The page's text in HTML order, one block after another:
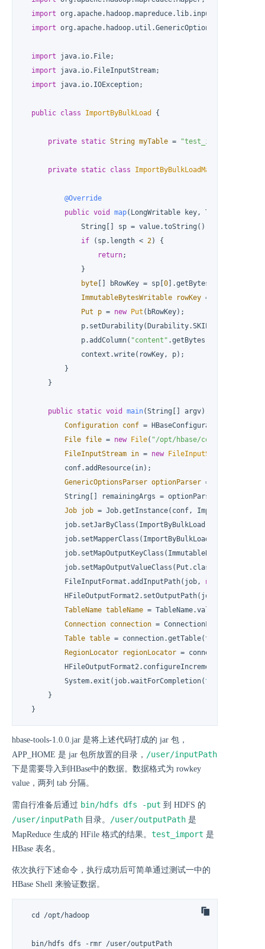
import
import org.apache.hadoop.util.GenericOptionsParser;
import java.io.File;
import java.io.FileInputStream;
import java.io.IOException;
public class ImportByBulkLoad {
private static String myTable = "test_import"
private static class ImportByBulkLoadMapper
@Override
public void map(LongWritable key, Text value,
              String[] sp = value.toString().split(
if (sp.length < 2) {
return;
              }
byte [] bRowKey = sp[0].getBytes();
ImmutableBytesWritable
rowKey =
Put
p = new Put (bRowKey);
              p.setDurability(Durability.SKIP_WAL);
              p.addColumn(
"content" .getBytes(),
              context.write(rowKey, p);
          }
      }
public static void main(String[] argv)
Configuration conf =
File file = new File( "/opt/hbase/conf/hbase-
FileInputStream in = new FileInputStream
          conf.addResource(in);
GenericOptionsParser optionParser =
String[] remainingArgs =
Job job = Job.getInstance(conf,
          job.setJarByClass(ImportByBulkLoad.class);
          job.setMapOutputValueClass(Put.class);
          FileInputFormat.addInputPath(job,
new
          HFileOutputFormat2.setOutputPath(job,
TableName tableName =
Connection connection =
Table table = connection.getTable(tableName);
RegionLocator
regionLocator =
          System.exit(job.waitForCompletion(
true
      }
  }
hbase-tools-1.0.0.jar 是将上述代码打成的 jar 包，
APP_HOME 是 jar 包所放置的目录， /user/inputPath
下是需要导入到HBase中的数据。数据格式为 rowkey
value，两列 tab 分隔。
需自行准备后通过 bin/hdfs dfs -put 到 HDFS 的
/user/inputPath 目录。 /user/outputPath 是
MapReduce 生成的 HFile 格式的结果。 test_import 是
HBase 表名。
依次执行下述命令，执行成功后可简单通过测试一中的
HBase Shell 来验证数据。
  cd /opt/hadoop
  bin/hdfs dfs -rmr /user/outputPath